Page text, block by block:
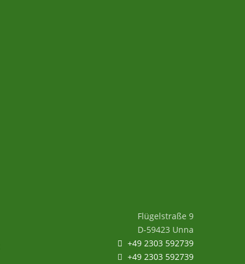
Flügelstraße 9
D-59423 Unna
+49 2303 592739
+49 2303 592739